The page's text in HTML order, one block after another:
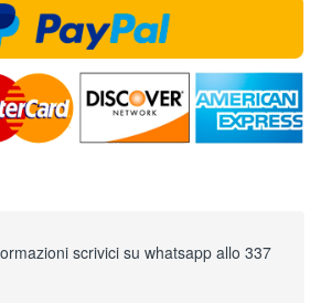
scrivici su whatsapp allo 337